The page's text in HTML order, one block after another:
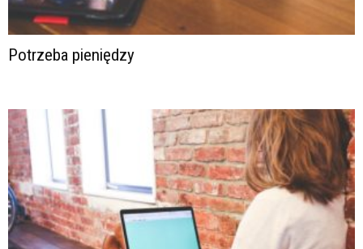
Potrzeba pieniędzy